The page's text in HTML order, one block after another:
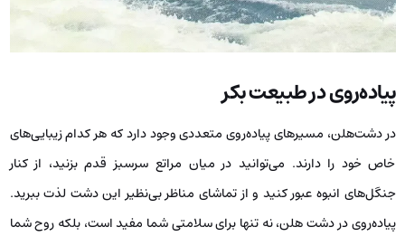
پیاده‌روی در طبیعت بکر
در دشت‌هلن، مسیرهای پیاده‌روی متعددی وجود دارد که هر کدام زیبایی‌های
خاص خود را دارند. می‌توانید در میان مراتع سرسبز قدم بزنید، از کنار
جنگل‌های انبوه عبور کنید و از تماشای مناظر بی‌نظیر این دشت لذت ببرید.
پیاده‌روی در دشت هلن، نه تنها برای سلامتی شما مفید است، بلکه روح شما